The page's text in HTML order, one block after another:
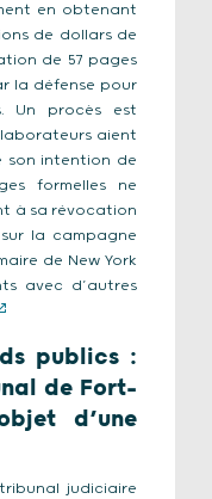
en obtenant
de dollars de
de 57 pages
la défense pour
Un procès est
aient
son intention de
formelles ne
à sa révocation
la campagne
de New York
avec d’autres
publics :
de Fort-
d’une
judiciaire